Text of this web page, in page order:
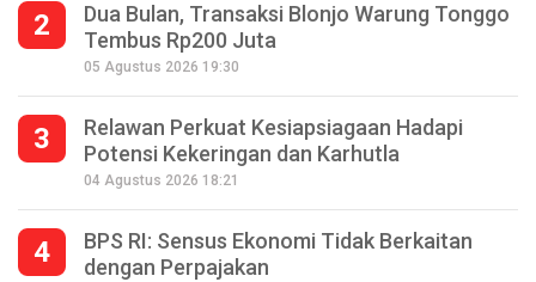
2
Dua Bulan, Transaksi Blonjo Warung Tonggo
Tembus Rp200 Juta
05 Agustus 2026 19:30
3
Relawan Perkuat Kesiapsiagaan Hadapi
Potensi Kekeringan dan Karhutla
04 Agustus 2026 18:21
4
BPS RI: Sensus Ekonomi Tidak Berkaitan
dengan Perpajakan